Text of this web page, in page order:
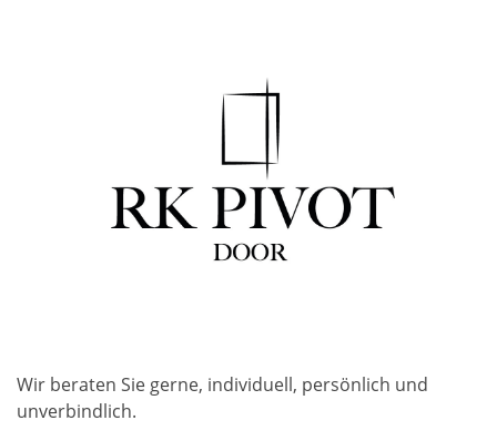
Wir beraten Sie gerne, individuell, persönlich und
unverbindlich.